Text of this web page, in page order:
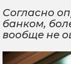
Согласно
банком,
вообще не